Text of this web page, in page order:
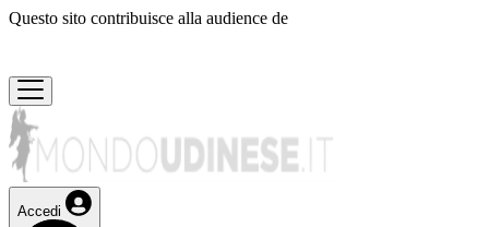
Questo sito contribuisce alla audience de
Accedi